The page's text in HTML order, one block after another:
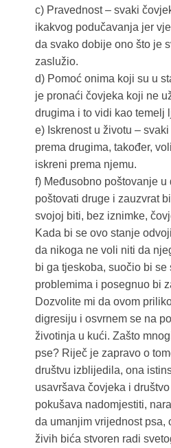
c) Pravednost – svaki
ikakvog podučavanja jer
da svako dobije ono što je
zaslužio.
d) Pomoć onima koji su u
je pronaći čovjeka koji ne
drugima i to vidi kao temelj
e) Iskrenost u životu –
prema drugima, također,
iskreni prema njemu.
f) Međusobno poštovanje u
poštovati druge i zauzvrat
svojoj biti, bez iznimke,
Kada bi se ovo stanje
da nikoga ne voli niti da
bi ga tjeskoba, suočio bi
problemima i posegnuo bi
Dozvolite mi da ovom
digresiju i osvrnem se na
životinja u kući. Zašto
pse? Riječ je zapravo o
društvu izblijedila, ona
usavršava čovjeka i
pokušava nadomjestiti,
da umanjim vrijednost psa,
živih bića stvoren radi